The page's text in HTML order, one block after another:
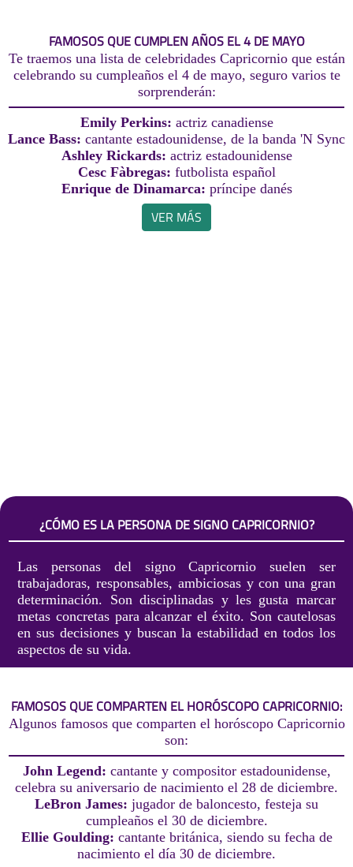
FAMOSOS QUE CUMPLEN AÑOS EL 4 DE MAYO
Te traemos una lista de celebridades Capricornio que están
celebrando su cumpleaños el 4 de mayo, seguro varios te
sorprenderán:
Emily Perkins: actriz canadiense
Lance Bass: cantante estadounidense, de la banda 'N Sync
Ashley Rickards: actriz estadounidense
Cesc Fàbregas: futbolista español
Enrique de Dinamarca: príncipe danés
VER MÁS
¿CÓMO ES LA PERSONA DE SIGNO CAPRICORNIO?
Las personas del signo Capricornio suelen ser
trabajadoras, responsables, ambiciosas y con una gran
determinación. Son disciplinadas y les gusta marcar
metas concretas para alcanzar el éxito. Son cautelosas
en sus decisiones y buscan la estabilidad en todos los
aspectos de su vida.
FAMOSOS QUE COMPARTEN EL HORÓSCOPO CAPRICORNIO:
Algunos famosos que comparten el horóscopo Capricornio
son:
John Legend: cantante y compositor estadounidense,
celebra su aniversario de nacimiento el 28 de diciembre.
LeBron James: jugador de baloncesto, festeja su
cumpleaños el 30 de diciembre.
Ellie Goulding: cantante británica, siendo su fecha de
nacimiento el día 30 de diciembre.